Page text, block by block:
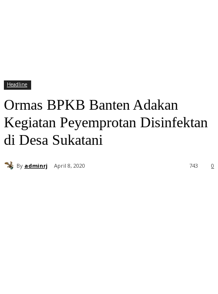
Headline
Ormas BPKB Banten Adakan
Kegiatan Peyemprotan Disinfektan
di Desa Sukatani
By adminrj April 8, 2020 0
743